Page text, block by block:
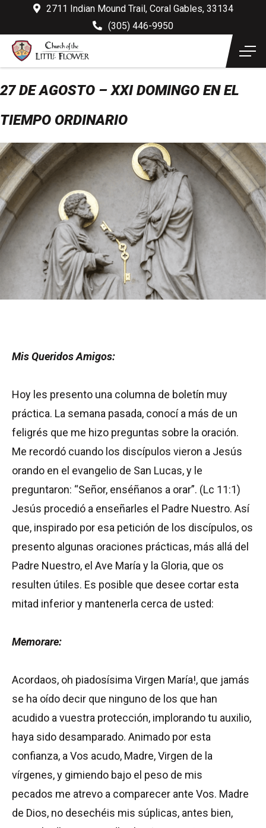
2711 Indian Mound Trail, Coral Gables, 33134
(305) 446-9950
27 DE AGOSTO – XXI DOMINGO EN EL
TIEMPO ORDINARIO
Mis Queridos Amigos:
Hoy les presento una columna de boletín muy
práctica. La semana pasada, conocí a más de un
feligrés que me hizo preguntas sobre la oración.
Me recordó cuando los discípulos vieron a Jesús
orando en el evangelio de San Lucas, y le
preguntaron: “Señor, enséñanos a orar”. (Lc 11:1)
Jesús procedió a enseñarles el Padre Nuestro. Así
que, inspirado por esa petición de los discípulos, os
presento algunas oraciones prácticas, más allá del
Padre Nuestro, el Ave María y la Gloria, que os
resulten útiles. Es posible que desee cortar esta
mitad inferior y mantenerla cerca de usted:
Memorare:
Acordaos, oh piadosísima Virgen María!, que jamás
se ha oído decir que ninguno de los que han
acudido a vuestra protección, implorando tu auxilio,
haya sido desamparado. Animado por esta
confianza, a Vos acudo, Madre, Virgen de la
vírgenes, y gimiendo bajo el peso de mis
pecados me atrevo a comparecer ante Vos. Madre
de Dios, no desechéis mis súplicas, antes bien,